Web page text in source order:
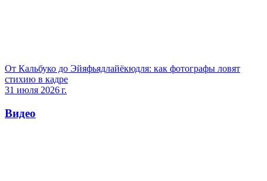
От Кальбуко до Эйяфьядлайёкюдля: как фотографы ловят
стихию в кадре
31 июля 2026 г.
Видео